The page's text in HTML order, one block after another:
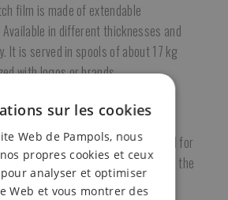
film is made of extendable
Available in different thicknesses and
It is served in spools of about 17 kg
with logos or brands.
packaging materials and used for
the stability of the load and avoids the
load during transport.
sur les cookies
Web de Pampols, nous
propres cookies et ceux
analyser et optimiser
Web et vous montrer des